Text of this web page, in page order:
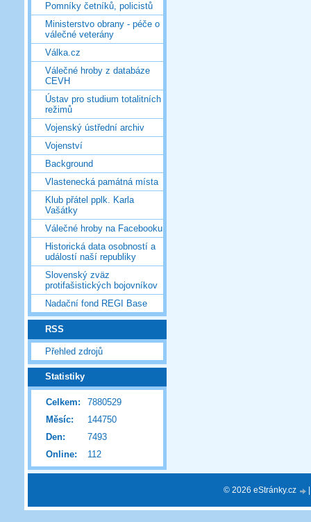
Pomníky četníků, policistů
Ministerstvo obrany - péče o
válečné veterány
Válka.cz
Válečné hroby z databáze
CEVH
Ústav pro studium totalitních
režimů
Vojenský ústřední archiv
Vojenství
Background
Vlastenecká památná místa
Klub přátel pplk. Karla
Vašátky
Válečné hroby na Facebooku
Historická data osobností a
událostí naší republiky
Slovenský zväz
protifašistických bojovníkov
Nadační fond REGI Base
RSS
Přehled zdrojů
Statistiky
Online: 112
Celkem:
7880529
Měsíc:
144750
Den:
7493
© 2026 eStránky.cz